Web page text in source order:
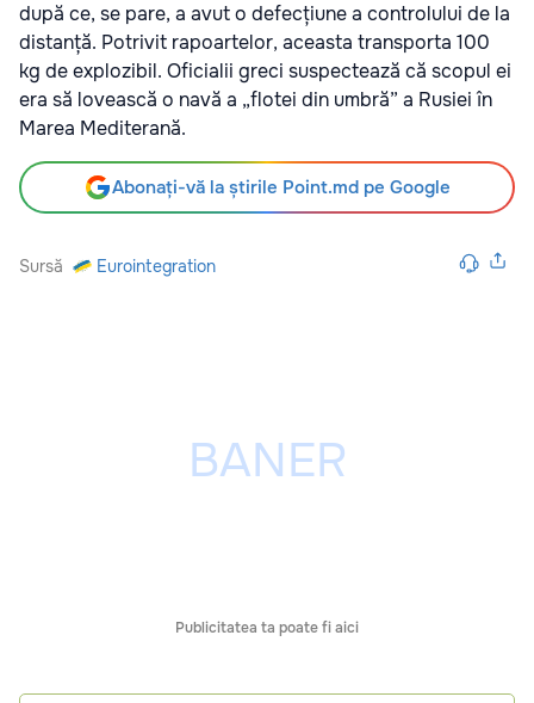
după ce, se pare, a avut o defecțiune a controlului de la
distanță. Potrivit rapoartelor, aceasta transporta 100
kg de explozibil. Oficialii greci suspectează că scopul ei
era să lovească o navă a „flotei din umbră” a Rusiei în
Marea Mediterană.
Abonați-vă la știrile Point.md pe Google
Sursă Eurointegration
Publicitatea ta poate fi aici